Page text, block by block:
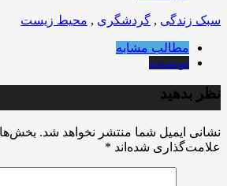
سبک زندگی , گردشگری , محیط زیست
مطالب مشابه
نویسنده
نظر بدهید
نشانی ایمیل شما منتشر نخواهد شد.
علامت‌گذاری شده‌اند *